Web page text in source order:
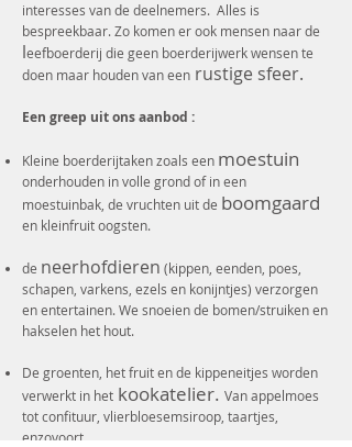
interesses van de deelnemers. Alles is
bespreekbaar. Zo komen er ook mensen naar de
leefboerderij die geen boerderijwerk wensen te
doen maar houden van een rustige sfeer.
Een greep uit ons aanbod :
Kleine boerderijtaken zoals een moestuin
onderhouden in volle grond of in een
moestuinbak, de vruchten uit de boomgaard
en kleinfruit oogsten.
de neerhofdieren (kippen, eenden, poes,
schapen, varkens, ezels en konijntjes) verzorgen
en entertainen. We snoeien de bomen/struiken en
hakselen het hout.
De groenten, het fruit en de kippeneitjes worden
verwerkt in het kookatelier. Van appelmoes
tot confituur, vlierbloesemsiroop, taartjes,
enzovoort.